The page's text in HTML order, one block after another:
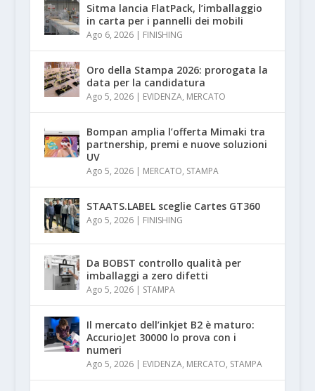
Sitma lancia FlatPack, l’imballaggio
in carta per i pannelli dei mobili
Ago 6, 2026| FINISHING
Oro della Stampa 2026: prorogata la
data per la candidatura
Ago 5, 2026| EVIDENZA, MERCATO
Bompan amplia l’offerta Mimaki tra
partnership, premi e nuove soluzioni
UV
Ago 5, 2026| MERCATO, STAMPA
STAATS.LABEL sceglie Cartes GT360
Ago 5, 2026| FINISHING
Da BOBST controllo qualità per
imballaggi a zero difetti
Ago 5, 2026| STAMPA
Il mercato dell’inkjet B2 è maturo:
AccurioJet 30000 lo prova con i
numeri
Ago 5, 2026| EVIDENZA, MERCATO, STAMPA